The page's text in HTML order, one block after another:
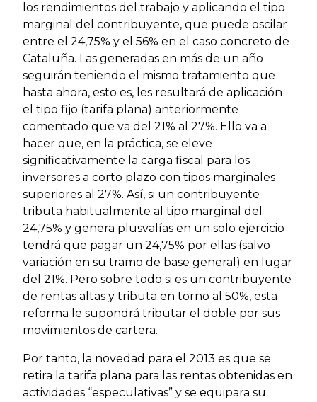
los rendimientos del trabajo y aplicando el tipo
marginal del contribuyente, que puede oscilar
entre el 24,75% y el 56% en el caso concreto de
Cataluña. Las generadas en más de un año
seguirán teniendo el mismo tratamiento que
hasta ahora, esto es, les resultará de aplicación
el tipo fijo (tarifa plana) anteriormente
comentado que va del 21% al 27%. Ello va a
hacer que, en la práctica, se eleve
significativamente la carga fiscal para los
inversores a corto plazo con tipos marginales
superiores al 27%. Así, si un contribuyente
tributa habitualmente al tipo marginal del
24,75% y genera plusvalías en un solo ejercicio
tendrá que pagar un 24,75% por ellas (salvo
variación en su tramo de base general) en lugar
del 21%. Pero sobre todo si es un contribuyente
de rentas altas y tributa en torno al 50%, esta
reforma le supondrá tributar el doble por sus
movimientos de cartera.
Por tanto, la novedad para el 2013 es que se
retira la tarifa plana para las rentas obtenidas en
actividades “especulativas” y se equipara su